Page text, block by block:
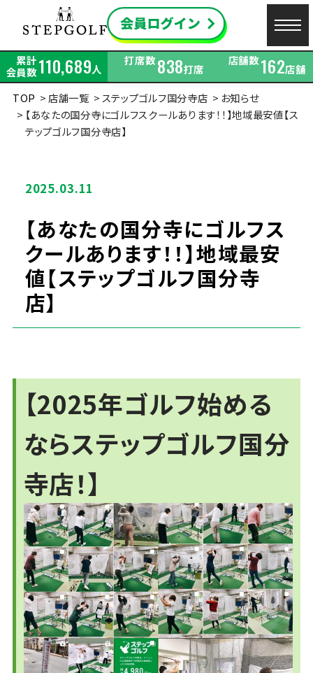
累計
会員数110,689人
打席数838打席
店舗数162店舗
TOP
店舗一覧 ステップゴルフ国分寺店
お知らせ
【あなたの国分寺にゴルフスクールあります！！】地域最安値【ス
テップゴルフ国分寺店】
2025.03.11
【あなたの国分寺にゴルフス
クールあります！！】地域最安
値【ステップゴルフ国分寺
店】
【2025年ゴルフ始める
ならステップゴルフ国分
寺店！】